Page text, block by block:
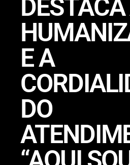
E A
DO